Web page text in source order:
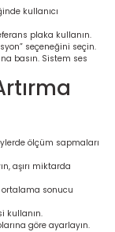
kullanıcı
plaka kullanın.
seçeneğini seçin.
basın. Sistem ses
ölçüm sapmaları
aşırı miktarda
sonucu
kullanın.
göre ayarlayın.